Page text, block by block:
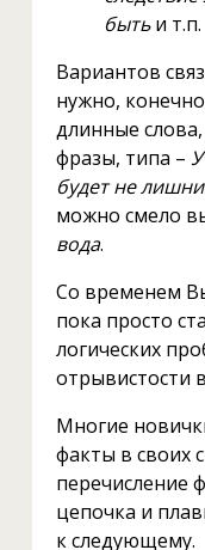
бытьи т.п.
Вариантов
нужно,
длинные
фразы, типа –
будет не
можно смело
вода.
Со временем
пока просто
логических
отрывистости
Многие
факты в своих
перечисление
цепочка и
к следующему.